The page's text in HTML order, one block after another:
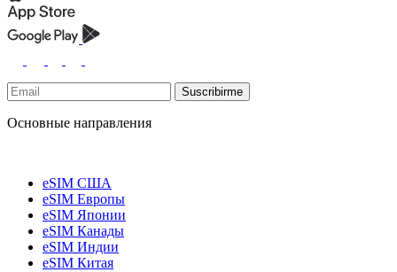
Suscribirme
Основные направления
eSIM США
eSIM Европы
eSIM Японии
eSIM Канады
eSIM Индии
eSIM Китая